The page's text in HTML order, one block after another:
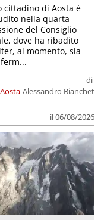
Aosta
di
Alessandro Bianchet
il 06/08/2026
cittadino di Aosta è
nella quarta
del Consiglio
dove ha ribadito
al momento, sia